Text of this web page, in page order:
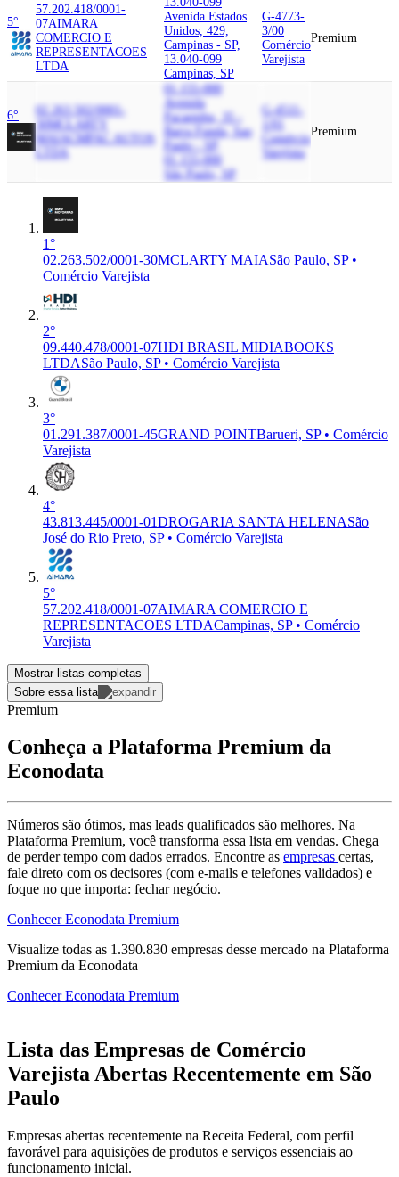
5°
57.202.418/0001-
07AIMARA
COMERCIO E
REPRESENTACOES
LTDA
Avenida Estados
Unidos, 429,
Campinas - SP,
13.040-099
Campinas, SP
G-4773-
3/00
Comércio
Varejista
Premium
6°
02.263.502/0001-
MCLARTY
MAIACMPAC AUTOS
LTDA
01.155-000
Avenida
Pacaembu, 35 -
Barra Funda, Sao
Paulo - SP,
01.155-000
São Paulo, SP
G-4511-
Comércio
Varejista
Premium
1°
02.263.502/0001-30MCLARTY MAIASão Paulo, SP •
Comércio Varejista
2°
09.440.478/0001-07HDI BRASIL MIDIABOOKS
LTDASão Paulo, SP • Comércio Varejista
3°
01.291.387/0001-45GRAND POINTBarueri, SP • Comércio
Varejista
4°
43.813.445/0001-01DROGARIA SANTA HELENASão
José do Rio Preto, SP • Comércio Varejista
5°
57.202.418/0001-07AIMARA COMERCIO E
REPRESENTACOES LTDACampinas, SP • Comércio
Varejista
Mostrar listas completas
Sobre essa lista
Premium
Conheça a Plataforma Premium da
Econodata
Números são ótimos, mas leads qualificados são melhores. Na
Plataforma Premium, você transforma essa lista em vendas. Chega
de perder tempo com dados errados. Encontre as empresas certas,
fale direto com os decisores (com e-mails e telefones validados) e
foque no que importa: fechar negócio.
Conhecer Econodata Premium
Visualize todas as 1.390.830 empresas desse mercado na Plataforma
Premium da Econodata
Conhecer Econodata Premium
Lista das Empresas de Comércio
Varejista Abertas Recentemente em São
Paulo
Empresas abertas recentemente na Receita Federal, com perfil
favorável para aquisições de produtos e serviços essenciais ao
funcionamento inicial.